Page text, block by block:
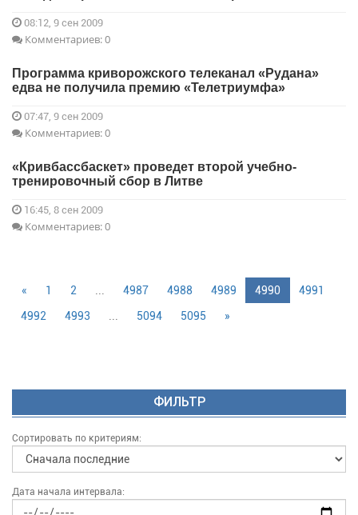
08:12, 9 сен 2009
Комментариев: 0
Программа криворожского телеканал «Рудана»
едва не получила премию «Телетриумфа»
07:47, 9 сен 2009
Комментариев: 0
«Кривбассбаскет» проведет второй учебно-
тренировочный сбор в Литве
16:45, 8 сен 2009
Комментариев: 0
« 1 2 ... 4987 4988 4989 4990
4991
4992
4993 ... 5094 5095 »
ФИЛЬТР
Сортировать по критериям:
Дата начала интервала: